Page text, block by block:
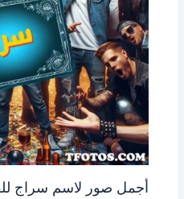
أجمل صور لاسم سراج